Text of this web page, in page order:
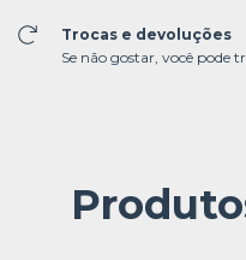
Trocas e devoluções
Se não gostar, você pode